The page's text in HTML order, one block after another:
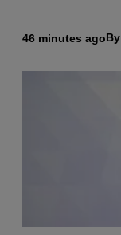
46 minutes agoBy